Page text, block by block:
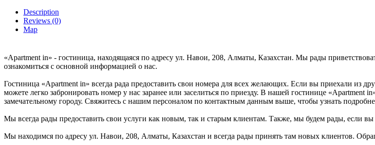
Description
Reviews (0)
Map
«Apartment in» - гостиница, находящаяся по адресу ул. Навои, 208, Алматы, Казахстан. Мы рады
ознакомиться с основной информацией о нас.
Гостиница «Apartment in» всегда рада предоставить свои номера для всех желающих. Если вы приехали из
можете легко забронировать номер у нас заранее или заселиться по приезду. В нашей гостинице
замечательному городу. Свяжитесь с нашим персоналом по контактным данным выше, чтобы узнать
Мы всегда рады предоставить свои услуги как новым, так и старым клиентам. Также, мы будем рады, если вы
Мы находимся по адресу ул. Навои, 208, Алматы, Казахстан и всегда рады принять там новых клиентов.